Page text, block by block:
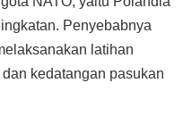
Penyebabnya
latihan
kedatangan pasukan